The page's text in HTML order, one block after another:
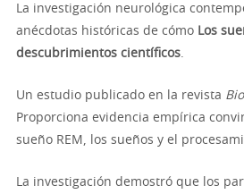
La investigación neurológica
anécdotas históricas de cómo Los
descubrimientos científicos.
Un estudio publicado en la revista
Proporciona evidencia empírica
sueño REM, los sueños y el
La investigación demostró que los